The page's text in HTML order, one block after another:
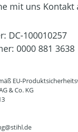
mit uns Kontakt
DC-100010257
0000 881 3638
EU-
& Co. KG